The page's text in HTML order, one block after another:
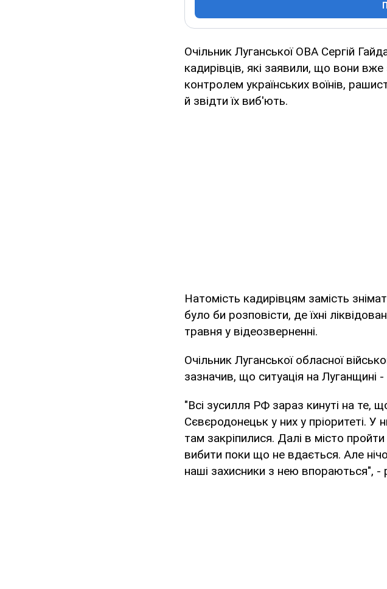
Очільник Луганської ОВА Сергій
кадирівців, які заявили, що вони
контролем українських воїнів,
й звідти їх виб'ють.
Натомість кадирівцям замість
було би розповісти, де їхні
травня у відеозверненні.
Очільник Луганської обласної
зазначив, що ситуація на Луганщині
"Всі зусилля РФ зараз кинуті на те,
Сєвєродонецьк у них у пріоритеті. У
там закріпилися. Далі в місто
вибити поки що не вдається. Але
наші захисники з нею впораються", -